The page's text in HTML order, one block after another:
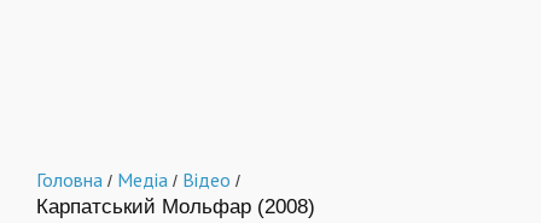
Головна / Медіа / Відео /
Карпатський Мольфар (2008)